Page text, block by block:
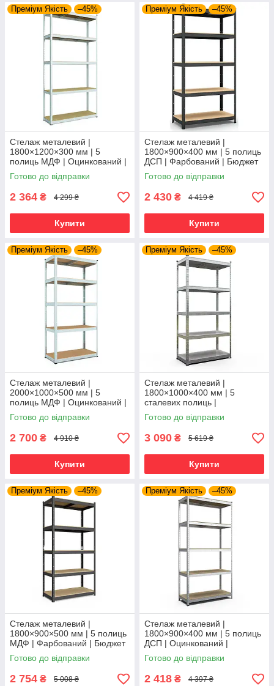
Преміум Якість –45%
Стелаж металевий |
1800×1200×300 мм | 5
полиць МДФ | Оцинкований |
Бюджет ОМ | 150 кг/полицю |
збірний для гаража, складу
та
Готово до відправки
2 364 ₴ 4 299 ₴
Купити
Преміум Якість –45%
Стелаж металевий |
1800×900×400 мм | 5 полиць
ДСП | Фарбований | Бюджет
КД | 175 кг/полицю | збірний
для гаража, складу та
Готово до відправки
2 430 ₴ 4 419 ₴
Купити
Преміум Якість –45%
Стелаж металевий |
2000×1000×500 мм | 5
полиць МДФ | Оцинкований |
Бюджет ОМ | 150 кг/полицю |
збірний для гаража, складу
та
Готово до відправки
2 700 ₴ 4 910 ₴
Купити
Преміум Якість –45%
Стелаж металевий |
1800×1000×400 мм | 5
сталевих полиць |
Оцинкований | Бюджет ОС |
150 кг/полицю | збірний для
гаража, складу та
Готово до відправки
3 090 ₴ 5 619 ₴
Купити
Преміум Якість –45%
Стелаж металевий |
1800×900×500 мм | 5 полиць
МДФ | Фарбований | Бюджет
КМ | 175 кг/полицю | збірний
для гаража, складу та
Готово до відправки
2 754 ₴ 5 008 ₴
Преміум Якість –45%
Стелаж металевий |
1800×900×400 мм | 5 полиць
ДСП | Оцинкований |
Стандарт ОД | 220 кг/полицю
| збірний для складу, гаража
та
Готово до відправки
2 418 ₴ 4 397 ₴